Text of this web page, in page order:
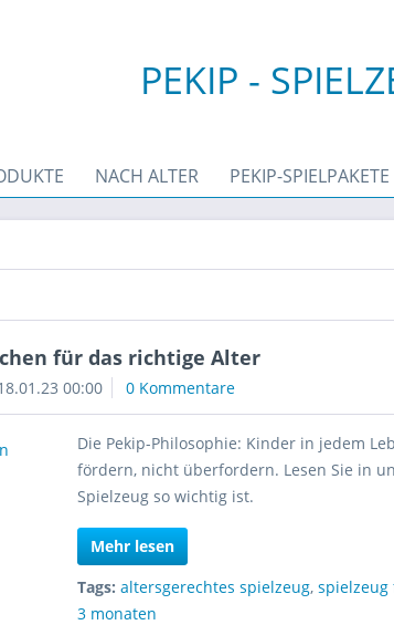
PEKIP -
NACH ALTER PEKIP-SPIELPAKETE
für das richtige Alter
00:00 0 Kommentare
Die Pekip-Philosophie: Kinder in jedem
fördern, nicht überfordern. Lesen Sie in
Spielzeug so wichtig ist.
Mehr lesen
Tags: altersgerechtes spielzeug,
3 monaten